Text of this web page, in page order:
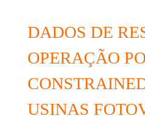
DADOS DE
OPERAÇÃO
USINAS